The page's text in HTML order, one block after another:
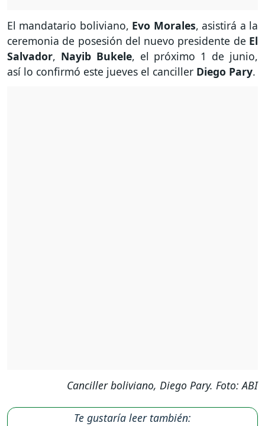
El mandatario boliviano, Evo Morales, asistirá a la
ceremonia de posesión del nuevo presidente de El
Salvador, Nayib Bukele, el próximo 1 de junio,
así lo confirmó este jueves el canciller Diego Pary.
Canciller boliviano, Diego Pary. Foto: ABI
Te gustaría leer también: